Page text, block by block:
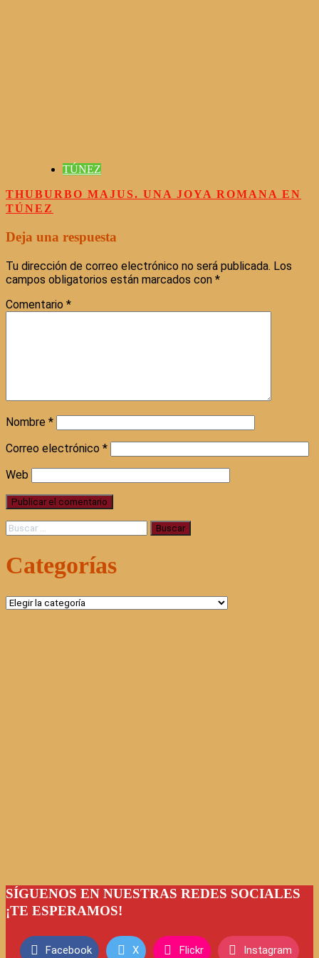
TÚNEZ
THUBURBO MAJUS. UNA JOYA ROMANA EN
TÚNEZ
Deja una respuesta
Tu dirección de correo electrónico no será publicada. Los
campos obligatorios están marcados con *
Comentario *
Nombre *
Correo electrónico *
Web
Buscar:
Categorías
Categorías
SÍGUENOS EN NUESTRAS REDES SOCIALES
¡TE ESPERAMOS!
Facebook X Flickr Instagram